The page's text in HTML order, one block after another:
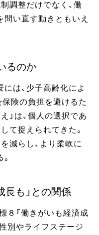
調整だけでなく、働
い直す動きともいえ
るのか
は、少子高齢化によ
険の負担を避けるた
」は、個人の選択であ
て捉えられてきた。
減らし、より柔軟に
長も」との関係
８「働きがいも経済成
別やライフステージ